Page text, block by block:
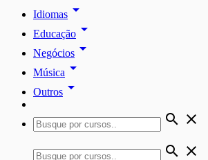
Idiomas arrow_drop_down
Educação arrow_drop_down
Negócios arrow_drop_down
Música arrow_drop_down
Outros arrow_drop_down
search close
search close